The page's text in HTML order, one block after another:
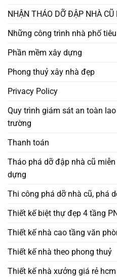
NHẬN THÁO DỠ ĐẬP NHÀ CŨ
Những công trình nhà phố
Phần mềm xây dựng
Phong thuỷ xây nhà đẹp
Privacy Policy
Quy trình giám sát an toàn
trường
Thanh toán
Tháo phá dỡ đập nhà cũ
dựng
Thi công phá dỡ nhà cũ, phá
Thiết kế biệt thự đẹp 4 tầng
Thiết kế nhà cao tầng văn
Thiết kế nhà theo phong thuỷ
Thiết kế nhà xưởng giá rẻ hcm